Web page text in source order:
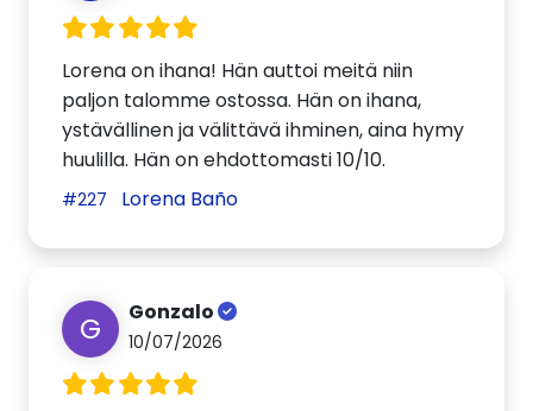
Lorena on ihana! Hän auttoi meitä niin
paljon talomme ostossa. Hän on ihana,
ystävällinen ja välittävä ihminen, aina hymy
huulilla. Hän on ehdottomasti 10/10.
#227 Lorena Baño
G Gonzalo
10/07/2026